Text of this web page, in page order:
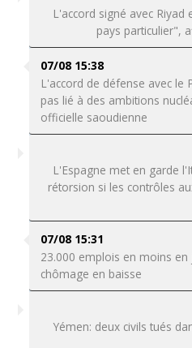
L'accord signé avec
pays particulier",
07/08 15:38
L'accord de défense avec le
pas lié à des ambitions
officielle saoudienne
L'Espagne met en garde
rétorsion si les contrôles
07/08 15:31
23.000 emplois en moins en
chômage en baisse
Yémen: deux civils tués